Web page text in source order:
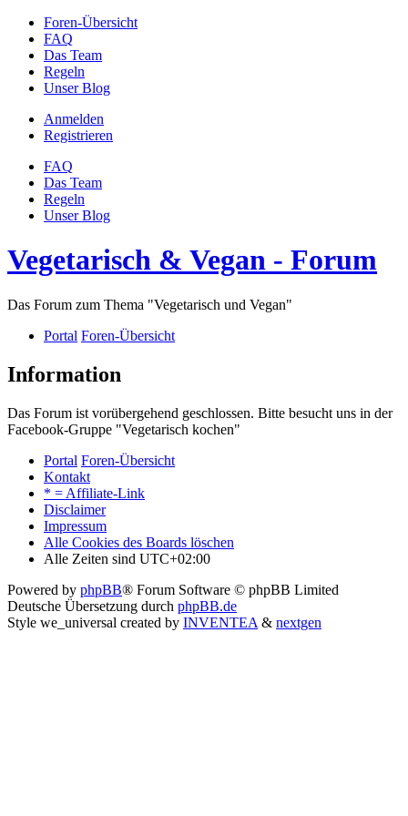
Foren-Übersicht
FAQ
Das Team
Regeln
Unser Blog
Anmelden
Registrieren
FAQ
Das Team
Regeln
Unser Blog
Vegetarisch & Vegan - Forum
Das Forum zum Thema "Vegetarisch und Vegan"
Portal Foren-Übersicht
Information
Das Forum ist vorübergehend geschlossen. Bitte besucht uns in der
Facebook-Gruppe "Vegetarisch kochen"
Portal Foren-Übersicht
Kontakt
* = Affiliate-Link
Disclaimer
Impressum
Alle Cookies des Boards löschen
Alle Zeiten sind UTC+02:00
Powered by phpBB® Forum Software © phpBB Limited
Deutsche Übersetzung durch phpBB.de
Style we_universal created by INVENTEA & nextgen